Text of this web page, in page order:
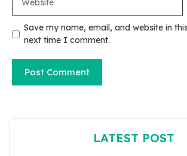
Save my name, email, and website in
next time I comment.
LATEST POST